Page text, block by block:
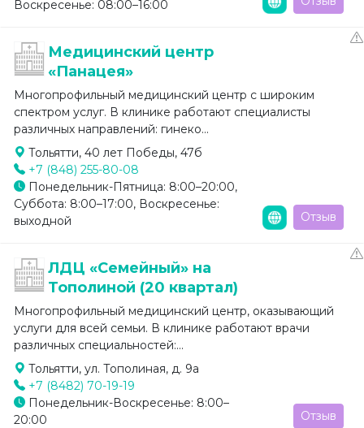
Воскресенье: 08:00–16:00
Медицинский центр
«Панацея»
Многопрофильный медицинский центр с широким
спектром услуг. В клинике работают специалисты
различных направлений: гинеко...
Тольятти, 40 лет Победы, 47б
+7 (848) 255-80-08
Понедельник-Пятница: 8:00–20:00,
Суббота: 8:00–17:00, Воскресенье:
выходной
Отзыв
ЛДЦ «Семейный» на
Тополиной (20 квартал)
Многопрофильный медицинский центр, оказывающий
услуги для всей семьи. В клинике работают врачи
различных специальностей:...
Тольятти, ул. Тополиная, д. 9а
+7 (8482) 70-19-19
Понедельник-Воскресенье: 8:00–
20:00
Отзыв